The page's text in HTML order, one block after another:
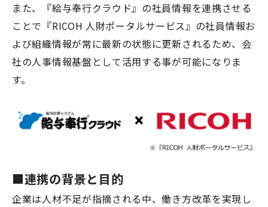
また、『給与奉行クラウド』の社員情報を連携させる
ことで『RICOH 人財ポータルサービス』の社員情報お
よび組織情報が常に最新の状態に更新されるため、会
社の人事情報基盤として活用する事が可能になりま
す。
■連携の背景と目的
企業は人材不足が指摘される中、働き方改革を実現し